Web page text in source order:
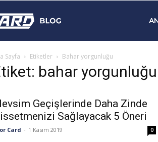
Blog
Sayfa Etiketler Bahar yorgunluğu
bahar yorgunluğu
Geçişlerinde Daha Zinde
Sağlayacak 5 Öneri
Card - 1 Kasım 2019 0